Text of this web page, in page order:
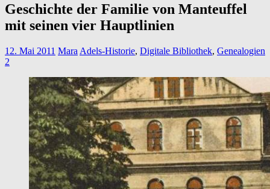
Geschichte der Familie von Manteuffel
mit seinen vier Hauptlinien
12. Mai 2011 Mara Adels-Historie, Digitale Bibliothek, Genealogien
2